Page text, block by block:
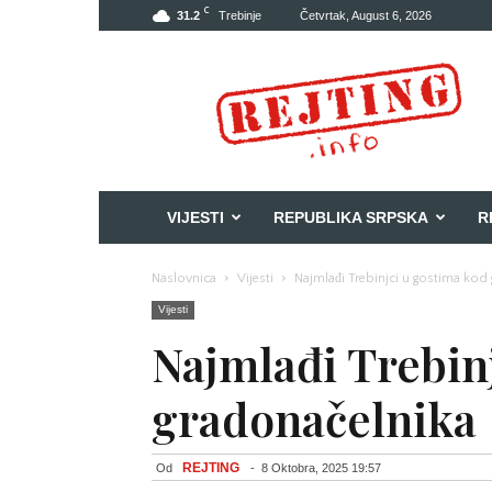
31.2 C Trebinje Četvrtak, August 6, 2026
VIJESTI REPUBLIKA SRPSKA
Naslovnica Vijesti Najmlađi Trebinjci u gostima kod
Vijesti
Najmlađi
gradonačelnika
Od REJTING - 8 Oktobra, 2025 19:57